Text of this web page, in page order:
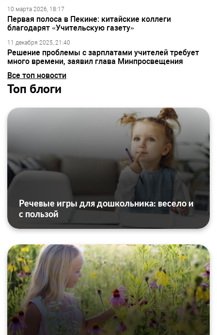
10 марта 2026, 18:17
Первая полоса в Пекине: китайские коллеги
благодарят «Учительскую газету»
11 декабря 2025, 21:40
Решение проблемы с зарплатами учителей требует
много времени, заявил глава Минпросвещения
Все топ новости
Топ блоги
Речевые игры для дошкольника: весело и
с пользой